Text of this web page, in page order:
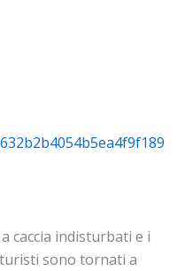
caccia indisturbati e i
sono tornati a